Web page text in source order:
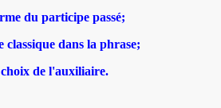
du participe passé;
classique dans la phrase;
de l'auxiliaire.